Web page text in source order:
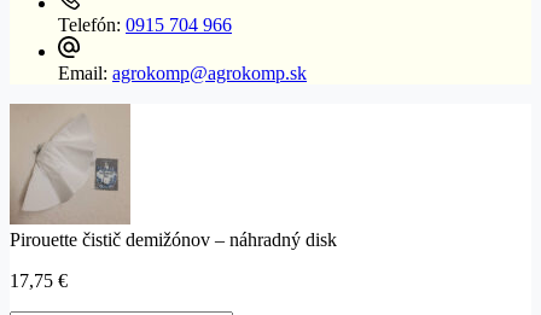
Telefón: 0915 704 966
Email: agrokomp@agrokomp.sk
Pirouette čistič demižónov – náhradný disk
17,75 €